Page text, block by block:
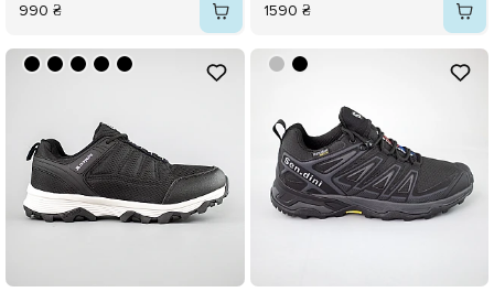
990 ₴ 1590 ₴